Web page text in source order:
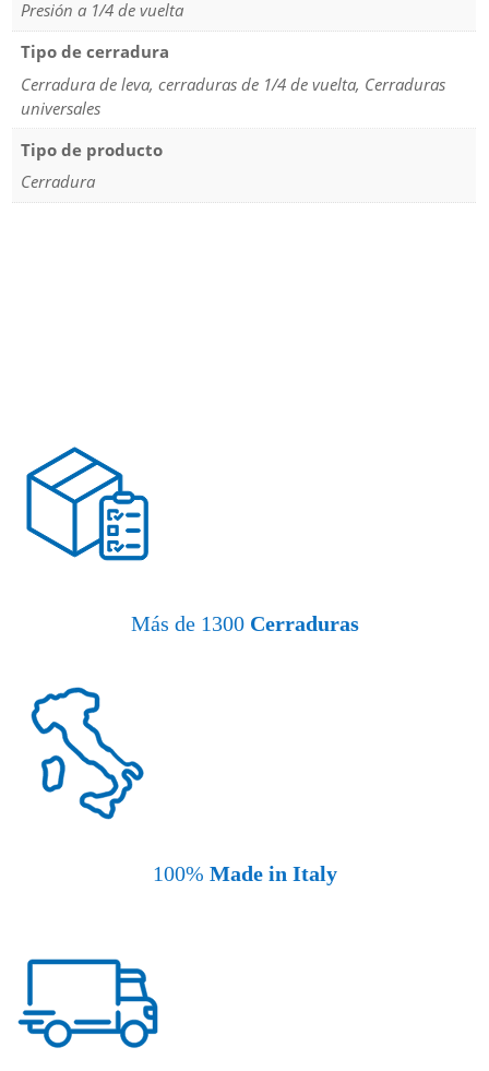
Presión a 1/4 de vuelta
Tipo de cerradura
Cerradura de leva, cerraduras de 1/4 de vuelta, Cerraduras
universales
Tipo de producto
Cerradura
Más de 1300 Cerraduras
100% Made in Italy